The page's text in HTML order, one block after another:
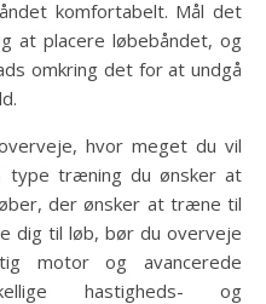
komfortabelt. Mål det
at placere løbebåndet, og
omkring det for at undgå
hvor meget du vil
type træning du ønsker at
der ønsker at træne til
dig til løb, bør du overveje
motor og avancerede
hastigheds- og